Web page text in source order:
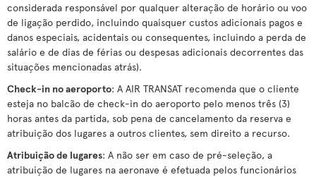
considerada responsável por qualquer alteração de horário ou voo
de ligação perdido, incluindo quaisquer custos adicionais pagos e
danos especiais, acidentais ou consequentes, incluindo a perda de
salário e de dias de férias ou despesas adicionais decorrentes das
situações mencionadas atrás).
Check-in no aeroporto: A AIR TRANSAT recomenda que o cliente
esteja no balcão de check-in do aeroporto pelo menos três (3)
horas antes da partida, sob pena de cancelamento da reserva e
atribuição dos lugares a outros clientes, sem direito a recurso.
Atribuição de lugares: A não ser em caso de pré-seleção, a
atribuição de lugares na aeronave é efetuada pelos funcionários